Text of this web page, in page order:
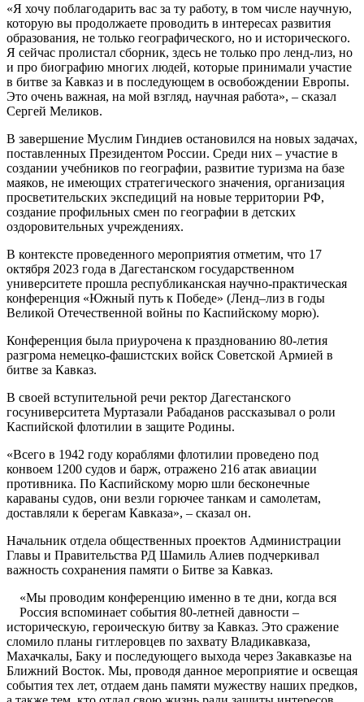
«Я хочу поблагодарить вас за ту работу, в том числе научную,
которую вы продолжаете проводить в интересах развития
образования, не только географического, но и исторического.
Я сейчас пролистал сборник, здесь не только про ленд-лиз, но
и про биографию многих людей, которые принимали участие
в битве за Кавказ и в последующем в освобождении Европы.
Это очень важная, на мой взгляд, научная работа», – сказал
Сергей Меликов.
В завершение Муслим Гиндиев остановился на новых задачах,
поставленных Президентом России. Среди них – участие в
создании учебников по географии, развитие туризма на базе
маяков, не имеющих стратегического значения, организация
просветительских экспедиций на новые территории РФ,
создание профильных смен по географии в детских
оздоровительных учреждениях.
В контексте проведенного мероприятия отметим, что 17
октября 2023 года в Дагестанском государственном
университете прошла республиканская научно-практическая
конференция «Южный путь к Победе» (Ленд–лиз в годы
Великой Отечественной войны по Каспийскому морю).
Конференция была приурочена к празднованию 80-летия
разгрома немецко-фашистских войск Советской Армией в
битве за Кавказ.
В своей вступительной речи ректор Дагестанского
госуниверситета Муртазали Рабаданов рассказывал о роли
Каспийской флотилии в защите Родины.
«Всего в 1942 году кораблями флотилии проведено под
конвоем 1200 судов и барж, отражено 216 атак авиации
противника. По Каспийскому морю шли бесконечные
караваны судов, они везли горючее танкам и самолетам,
доставляли к берегам Кавказа», – сказал он.
Начальник отдела общественных проектов Администрации
Главы и Правительства РД Шамиль Алиев подчеркивал
важность сохранения памяти о Битве за Кавказ.
«Мы проводим конференцию именно в те дни, когда вся
Россия вспоминает события 80-летней давности –
историческую, героическую битву за Кавказ. Это сражение
сломило планы гитлеровцев по захвату Владикавказа,
Махачкалы, Баку и последующего выхода через Закавказье на
Ближний Восток. Мы, проводя данное мероприятие и освещая
события тех лет, отдаем дань памяти мужеству наших предков,